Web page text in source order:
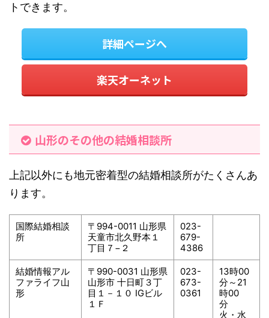
トできます。
詳細ページへ
楽天オーネット
山形のその他の結婚相談所
上記以外にも地元密着型の結婚相談所がたくさんあ
ります。
国際結婚相談
所
〒994-0011 山形県
天童市北久野本１
丁目７−２
023-
679-
4386
結婚情報アル
ファライフ山
形
〒990-0031 山形県
山形市 十日町３丁
目１－１０ IGビル
１Ｆ
023-
673-
0361
13時00
分～21
時00
分
火・水